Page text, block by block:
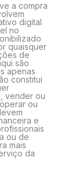
a compra
digital
no
quaisquer
de
são
apenas
constitui
vender ou
ou
e
ou de
mais
da